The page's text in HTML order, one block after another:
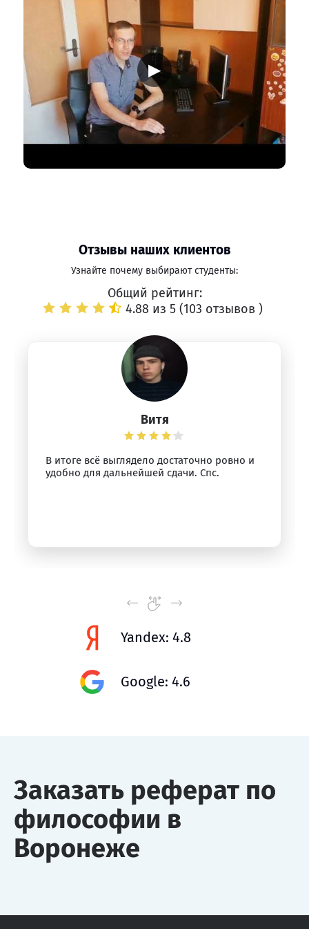
▶
Отзывы наших клиентов
Узнайте почему выбирают студенты:
Общий рейтинг:
4.88 из 5 (103 отзывов )
Витя
В итоге всё выглядело достаточно ровно и
удобно для дальнейшей сдачи. Спс.
Yandex: 4.8
Google: 4.6
Заказать реферат по
философии в
Воронеже